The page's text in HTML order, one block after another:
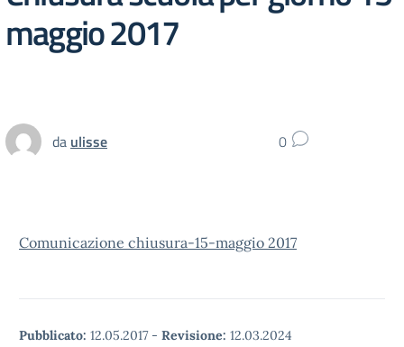
maggio 2017
da ulisse 0
Comunicazione chiusura-15-maggio 2017
Pubblicato: 12.05.2017 - Revisione: 12.03.2024